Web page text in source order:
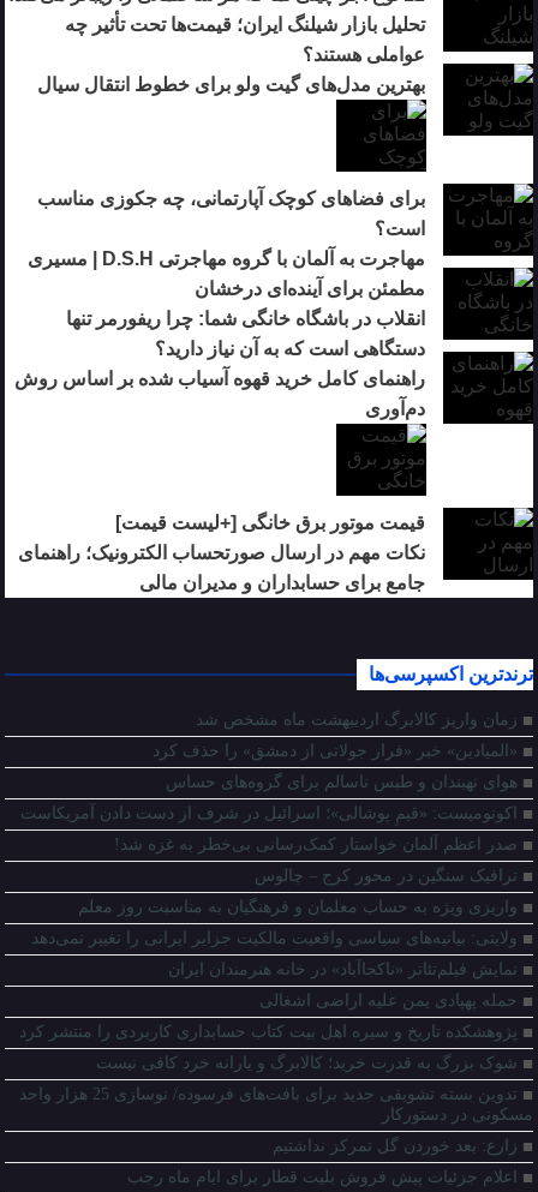
تحلیل بازار شیلنگ ایران؛ قیمت‌ها تحت تأثیر چه
عواملی هستند؟
بهترین مدل‌های گیت ولو برای خطوط انتقال سیال
برای فضاهای کوچک آپارتمانی، چه جکوزی مناسب
است؟
مهاجرت به آلمان با گروه مهاجرتی D.S.H | مسیری
مطمئن برای آینده‌ای درخشان
انقلاب در باشگاه خانگی شما: چرا ریفورمر تنها
دستگاهی است که به آن نیاز دارید؟
راهنمای کامل خرید قهوه آسیاب شده بر اساس روش
دم‌آوری
قیمت موتور برق خانگی [+لیست قیمت]
نکات مهم در ارسال صورتحساب الکترونیک؛ راهنمای
جامع برای حسابداران و مدیران مالی
ترندترین اکسپرسی‌ها
زمان واریز کالابرگ اردیبهشت ماه مشخص شد
«المیادین» خبر «فرار جولانی از دمشق» را حذف کرد
هوای نهبندان و طبس ناسالم برای گروه‌های حساس
اکونومیست: «قیمِ پوشالی»؛ اسرائیل در شرف از دست دادن آمریکاست
صدر اعظم آلمان خواستار کمک‌رسانی بی‌خطر به غزه شد!
ترافیک سنگین در محور کرج – چالوس
واریزی ویژه به حساب معلمان و فرهنگیان به مناسبت روز معلم
ولایتی: بیانیه‌های سیاسی واقعیت مالکیت جزایر ایرانی را تغییر نمی‌دهد
نمایش فیلم‌تئاتر «ناکجاآباد» در خانه هنرمندان ایران
حمله پهپادی یمن علیه اراضی اشغالی
پژوهشکده تاریخ و سیره اهل بیت کتاب حسابداری کاربردی را منتشر کرد
شوک بزرگ به قدرت خرید؛ کالابرگ و یارانه خرد کافی نیست
تدوین بسته تشویقی جدید برای بافت‌های فرسوده/ نوسازی 25 هزار واحد
مسکونی در دستورکار
زارع: بعد خوردن گل تمرکز نداشتیم
اعلام جزئیات پیش فروش بلیت قطار برای ایام ماه رجب